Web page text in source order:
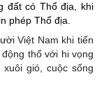
đất có Thổ địa, khi
phép Thổ địa.
Việt Nam khi tiến
thổ với hi vọng
gió, cuộc sống